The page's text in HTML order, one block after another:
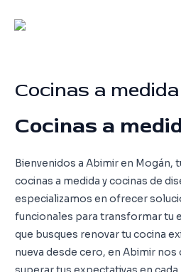
Cocinas a
Cocinas a
Bienvenidos a Abimir en Mogán,
cocinas a medida y cocinas de
especializamos en ofrecer
funcionales para transformar tu
que busques renovar tu cocina
nueva desde cero, en Abimir